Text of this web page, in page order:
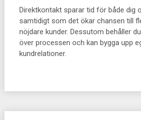
Direktkontakt sparar tid för både dig
samtidigt som det ökar chansen till
nöjdare kunder. Dessutom behåller
över processen och kan bygga upp
kundrelationer.